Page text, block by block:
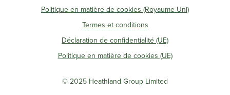
Politique en matière de cookies (Royaume-Uni)
Termes et conditions
Déclaration de confidentialité (UE)
Politique en matière de cookies (UE)
© 2025 Heathland Group Limited